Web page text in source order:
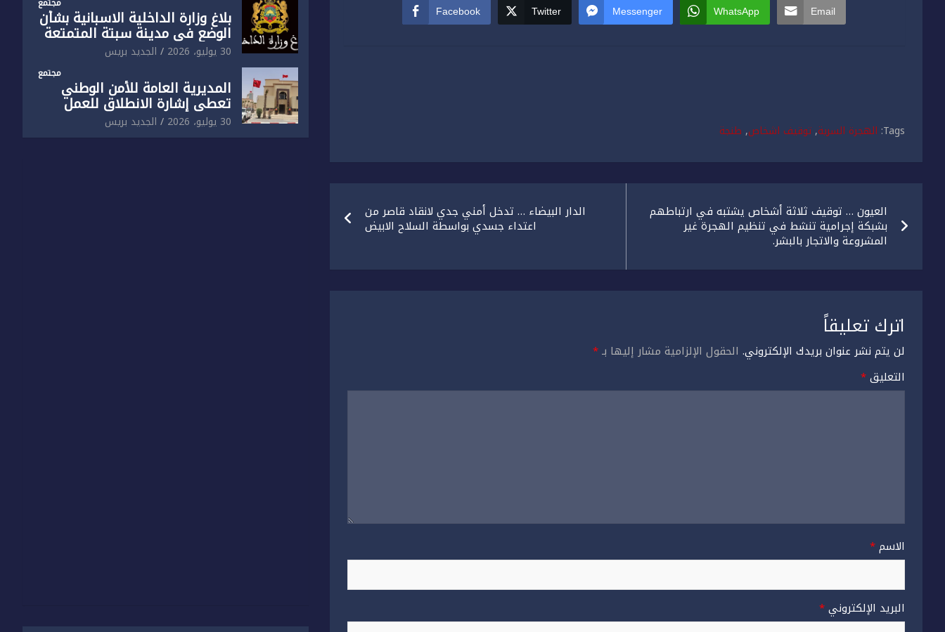
Facebook Twitter Messenger WhatsApp Email
Tags: الهجرة السرية,توقيف اشخاص, طنجة
تصفّح
المقالات
العيون … توقيف ثلاثة أشخاص يشتبه في ارتباطهم
بشبكة إجرامية تنشط في تنظيم الهجرة غير
المشروعة والاتجار بالبشر.
الدار البيضاء … تدخل أمني جدي لانقاد قاصر من
اعتداء جسدي بواسطة السلاح الابيض
اترك تعليقاً
لن يتم نشر عنوان بريدك الإلكتروني. الحقول الإلزامية مشار إليها بـ*
التعليق*
الاسم*
البريد الإلكتروني*
بلاغ وزارة الداخلية الاسبانية بشأن
الوضع في مدينة سبتة المتمتعة
بالحكم الذاتي
30 يوليو، 2026 الجديد بريس
مجتمع
المديرية العامة للأمن الوطني
تعطي إشارة الانطلاق للعمل
بالمقر الجديد للدائرة الثالثة
للشرطة بولاية أمن العيون
30 يوليو، 2026 الجديد بريس